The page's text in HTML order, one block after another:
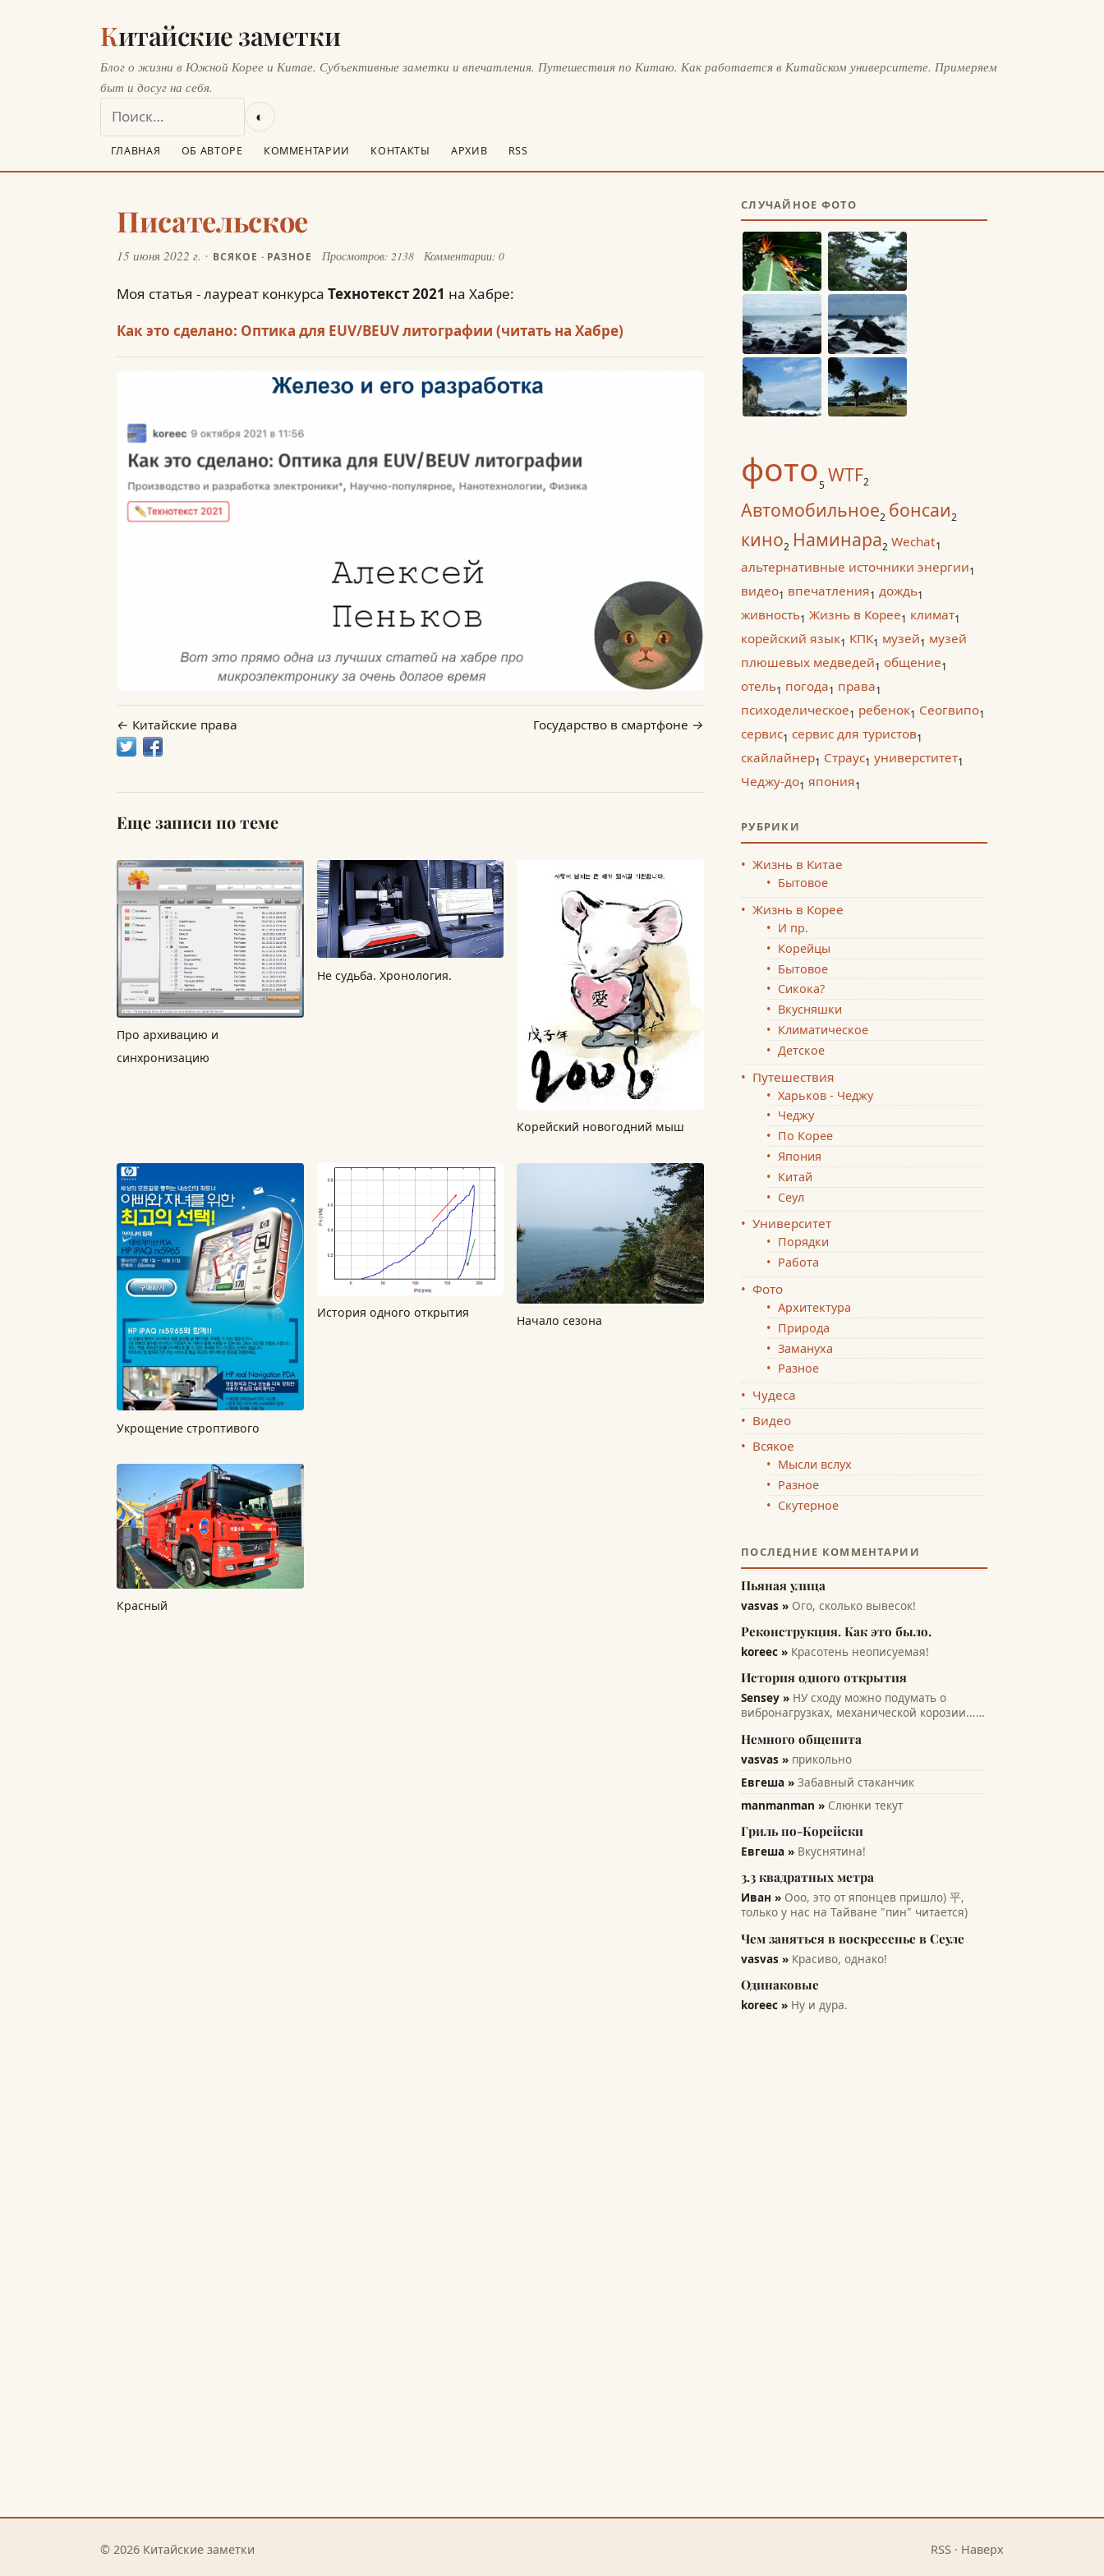
Китайские заметки
Блог о жизни в Южной Корее и Китае. Субъективные заметки и впечатления. Путешествия по Китаю. Как работается в Китайском университете. Примеряем
быт и досуг на себя.
◐
ГЛАВНАЯ ОБ АВТОРЕ КОММЕНТАРИИ КОНТАКТЫ АРХИВ RSS
Писательское
15 июня 2022 г. ВСЯКОЕ · РАЗНОЕ Просмотров: 2138 Комментарии: 0
Моя статья - лауреат конкурса Технотекст 2021 на Хабре:
Как это сделано: Оптика для EUV/BEUV литографии (читать на Хабре)
Китайские права Государство в смартфоне
Еще записи по теме
Про архивацию и
синхронизацию
Не судьба. Хронология.
Корейский новогодний мыш
Укрощение строптивого
История одного открытия
Начало сезона
Красный
СЛУЧАЙНОЕ ФОТО
фото5 WTF2
Автомобильное2 бонсаи2
кино2 Наминара2 Wechat1
альтернативные источники энергии1
видео1 впечатления1 дождь1
живность1 Жизнь в Корее1 климат1
корейский язык1 КПК1 музей1 музей
плюшевых медведей1 общение1
отель1 погода1 права1
психоделическое1 ребенок1 Сеогвипо1
сервис1 сервис для туристов1
скайлайнер1 Страус1 универститет1
Чеджу-до1 япония1
РУБРИКИ
Жизнь в Китае
Бытовое
Жизнь в Корее
И пр.
Корейцы
Бытовое
Сикока?
Вкусняшки
Климатическое
Детское
Путешествия
Харьков - Чеджу
Чеджу
По Корее
Япония
Китай
Сеул
Университет
Порядки
Работа
Фото
Архитектура
Природа
Замануха
Разное
Чудеса
Видео
Всякое
Мысли вслух
Разное
Скутерное
ПОСЛЕДНИЕ КОММЕНТАРИИ
Пьяная улица
vasvas » Ого, сколько вывесок!
Реконструкция. Как это было.
koreec » Красотень неописуемая!
История одного открытия
Sensey »
вибронагрузках, механической корозии...
всякие лопасти и лопатки турбин, насосов,
винтов. Там на микро уровне идет
разрушение рабочих поверхностей. А этот
эффект только...
Немного общепита
vasvas » прикольно
Евгеша » Забавный стаканчик
manmanman » Слюнки текут
Гриль по-Корейски
Евгеша » Вкуснятина!
3.3 квадратных метра
Иван »
только у нас на Тайване "пин" читается)
Чем заняться в воскресенье в Сеуле
vasvas » Красиво, однако!
Одинаковые
koreec » Ну и дура.
© 2026 Китайские заметки RSS · Наверх